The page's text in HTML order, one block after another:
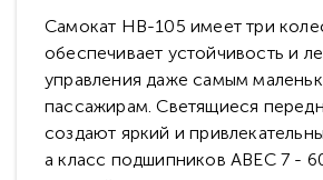
Самокат HB-105 имеет три
обеспечивает устойчивость и
управления даже самым
пассажирам. Светящиеся
создают яркий и
а класс подшипников ABEC 7 -